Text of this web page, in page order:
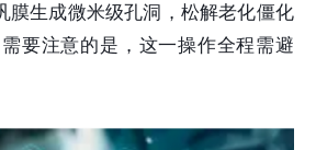
膜生成微米级孔洞，松解老化僵化
要注意的是，这一操作全程需避